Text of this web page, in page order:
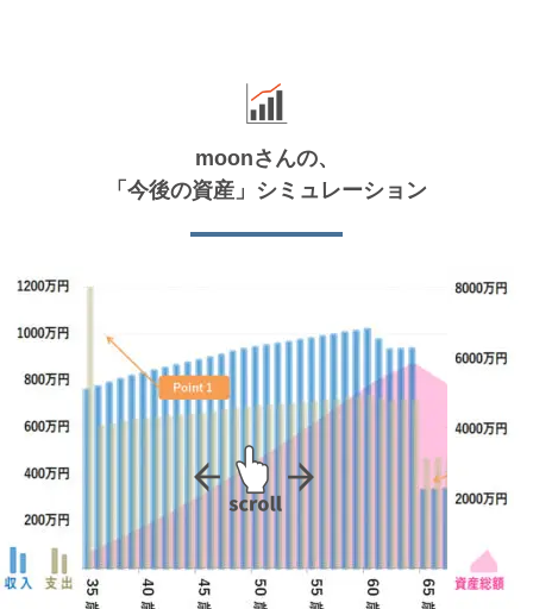
moonさんの、
「今後の資産」シミュレーション